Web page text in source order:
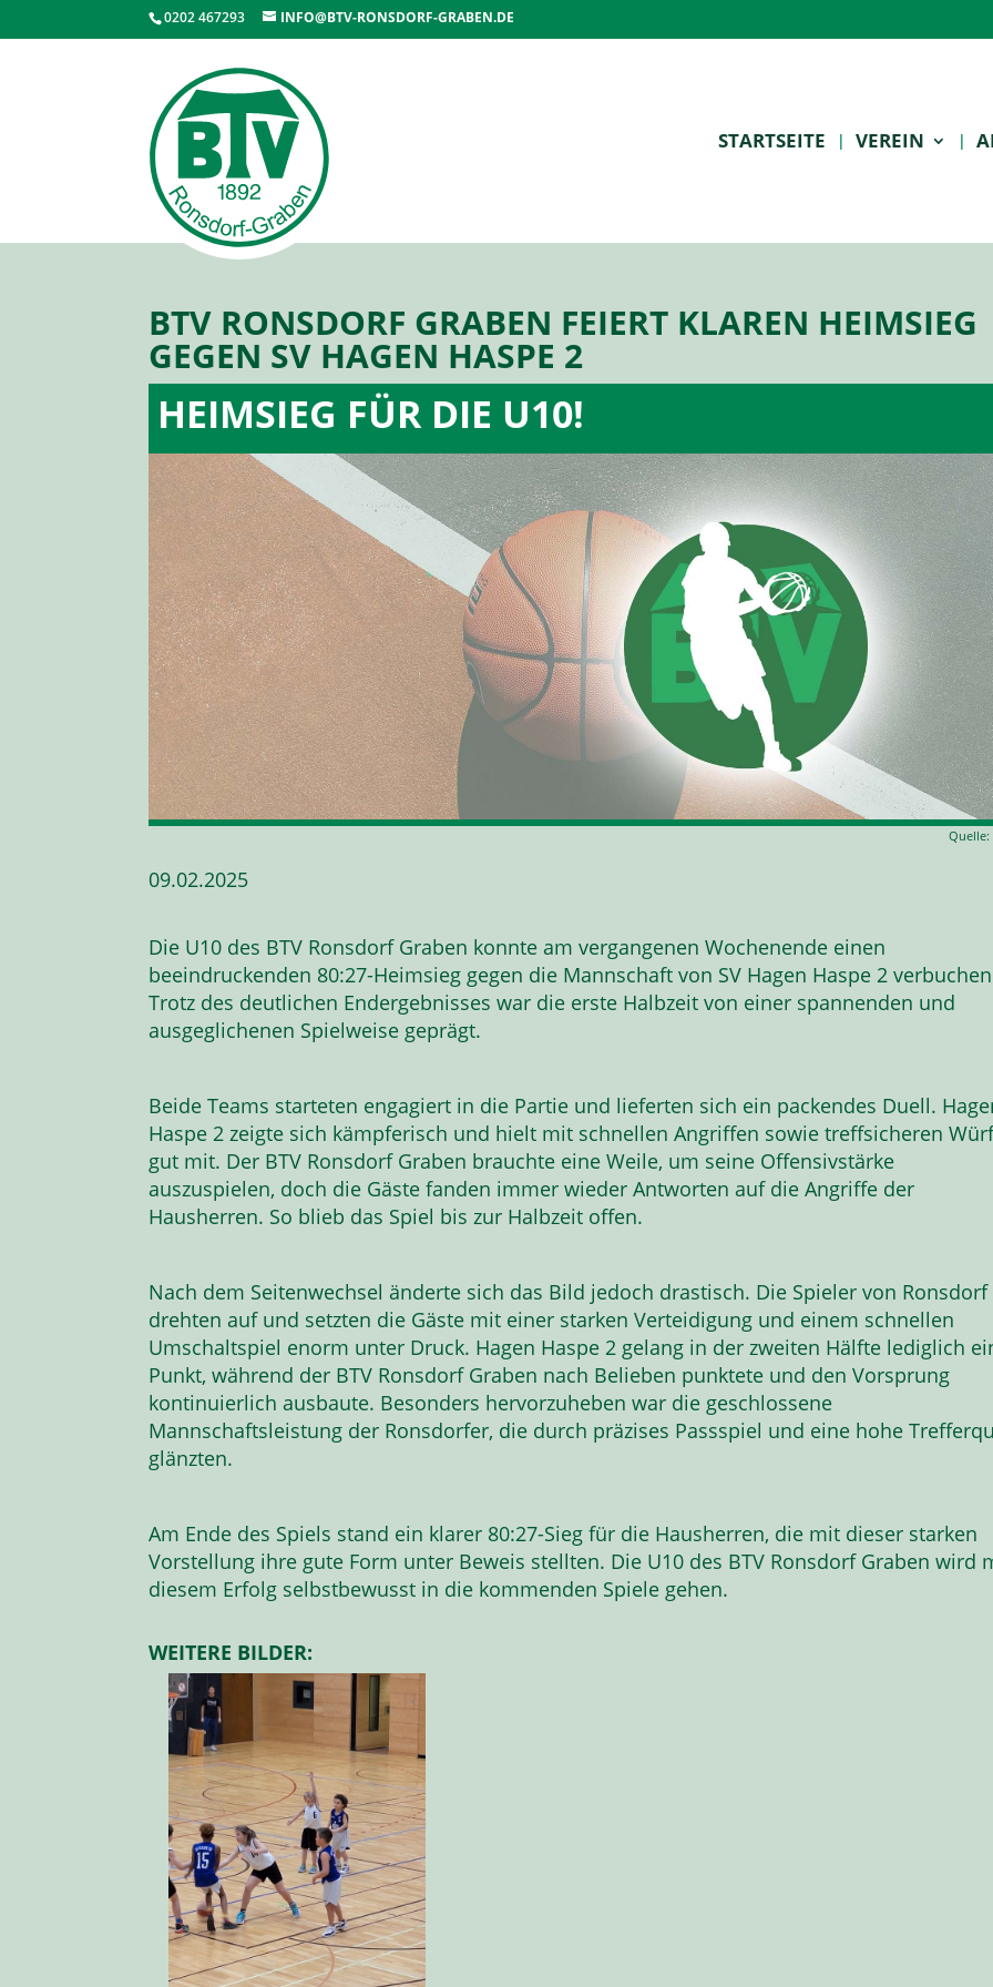
0202 467293 INFO@BTV-RONSDORF-GRABEN.DE
STARTSEITE VEREIN
BTV RONSDORF GRABEN FEIERT KLAREN HEIMSIEG
GEGEN SV HAGEN HASPE 2
HEIMSIEG FÜR DIE U10!
09.02.2025
Die U10 des BTV Ronsdorf Graben konnte am vergangenen Wochenende einen
beeindruckenden 80:27-Heimsieg gegen die Mannschaft von SV Hagen Haspe 2
Trotz des deutlichen Endergebnisses war die erste Halbzeit von einer spannenden und
ausgeglichenen Spielweise geprägt.
Beide Teams starteten engagiert in die Partie und lieferten sich ein packendes Duell.
Haspe 2 zeigte sich kämpferisch und hielt mit schnellen Angriffen sowie treffsicheren
gut mit. Der BTV Ronsdorf Graben brauchte eine Weile, um seine Offensivstärke
auszuspielen, doch die Gäste fanden immer wieder Antworten auf die Angriffe der
Hausherren. So blieb das Spiel bis zur Halbzeit offen.
Nach dem Seitenwechsel änderte sich das Bild jedoch drastisch. Die Spieler von Ronsdorf
drehten auf und setzten die Gäste mit einer starken Verteidigung und einem schnellen
Umschaltspiel enorm unter Druck. Hagen Haspe 2 gelang in der zweiten Hälfte lediglich
Punkt, während der BTV Ronsdorf Graben nach Belieben punktete und den Vorsprung
kontinuierlich ausbaute. Besonders hervorzuheben war die geschlossene
Mannschaftsleistung der Ronsdorfer, die durch präzises Passspiel und eine hohe
glänzten.
Am Ende des Spiels stand ein klarer 80:27-Sieg für die Hausherren, die mit dieser starken
Vorstellung ihre gute Form unter Beweis stellten. Die U10 des BTV Ronsdorf Graben wird
diesem Erfolg selbstbewusst in die kommenden Spiele gehen.
WEITERE BILDER: